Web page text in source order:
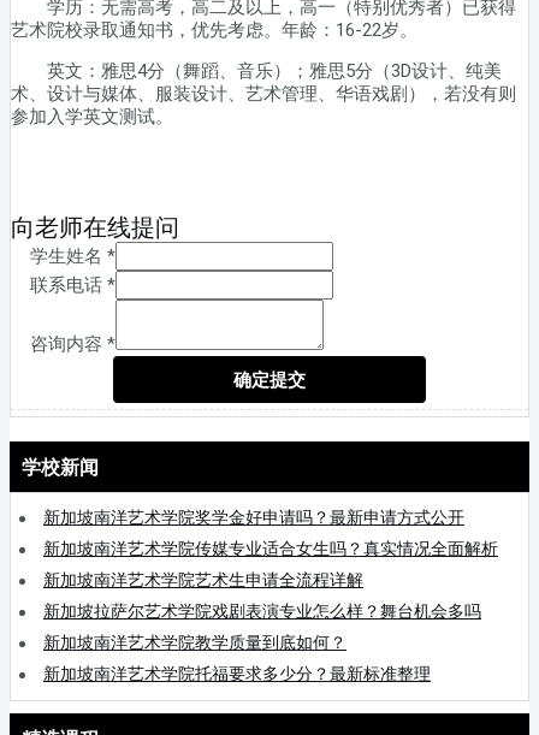
学历：无需高考，高二及以上，高一（特别优秀者）已获得
艺术院校录取通知书，优先考虑。年龄：16-22岁。
英文：雅思4分（舞蹈、音乐）；雅思5分（3D设计、纯美
术、设计与媒体、服装设计、艺术管理、华语戏剧），若没有则
参加入学英文测试。
向老师在线提问
学生姓名 *
联系电话 *
咨询内容 *
确定提交
学校新闻
新加坡南洋艺术学院奖学金好申请吗？最新申请方式公开
新加坡南洋艺术学院传媒专业适合女生吗？真实情况全面解析
新加坡南洋艺术学院艺术生申请全流程详解
新加坡拉萨尔艺术学院戏剧表演专业怎么样？舞台机会多吗
新加坡南洋艺术学院教学质量到底如何？
新加坡南洋艺术学院托福要求多少分？最新标准整理